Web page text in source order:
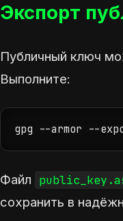
Экспорт
Публичный ключ
Выполните:
gpg --armor --
Файл
сохранить в